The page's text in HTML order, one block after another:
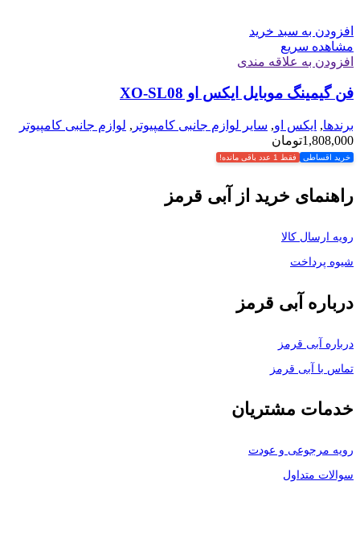
افزودن به سبد خرید
مشاهده سریع
افزودن به علاقه مندی
فن گیمینگ موبایل ایکس او XO-SL08
برندها, ایکس او, سایر لوازم جانبی کامپیوتر , لوازم جانبی کامپیوتر
1,808,000تومان
خرید اقساطی فقط 1 عدد باقی مانده!
راهنمای خرید از آبی قرمز
رویه ارسال کالا
شیوه پرداخت
درباره آبی قرمز
درباره آبی قرمز
تماس با آبی قرمز
خدمات مشتریان
رویه مرجوعی و عودت
سوالات متداول